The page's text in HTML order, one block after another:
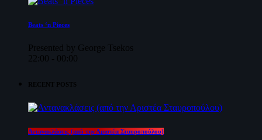
Beats ‘n Pieces
Presented by George Tsekos
22:00 - 00:00
RECENT POSTS
Αντανακλάσεις (από την Αριστέα Σταυροπούλου)